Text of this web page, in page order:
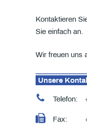
Kontaktieren
Sie einfach an.
Wir freuen uns
Unsere
Telefon:
Fax: